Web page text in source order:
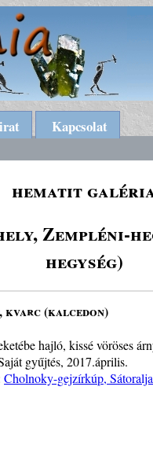
Kapcsolat
hematit
Zempléni-
hegység)
, kvarc (kalcedon)
hajló, kissé vöröses
gyűjtés, 2017.április.
Cholnoky-gejzírkúp,